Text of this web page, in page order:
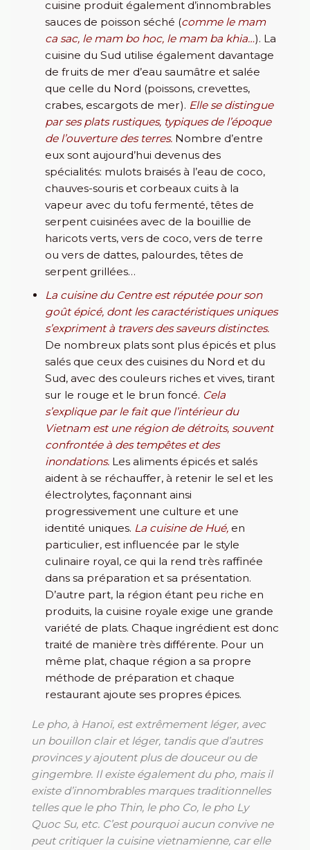
cuisine produit également d’innombrables
sauces de poisson séché (comme le mam
ca sac, le mam bo hoc, le mam ba khia…). La
cuisine du Sud utilise également davantage
de fruits de mer d’eau saumâtre et salée
que celle du Nord (poissons, crevettes,
crabes, escargots de mer). Elle se distingue
par ses plats rustiques, typiques de l’époque
de l’ouverture des terres.Nombre d’entre
eux sont aujourd’hui devenus des
spécialités: mulots braisés à l’eau de coco,
chauves-souris et corbeaux cuits à la
vapeur avec du tofu fermenté, têtes de
serpent cuisinées avec de la bouillie de
haricots verts, vers de coco, vers de terre
ou vers de dattes, palourdes, têtes de
serpent grillées…
La cuisine du Centre est réputée pour son
goût épicé, dont les caractéristiques uniques
s’expriment à travers des saveurs distinctes.
De nombreux plats sont plus épicés et plus
salés que ceux des cuisines du Nord et du
Sud, avec des couleurs riches et vives, tirant
sur le rouge et le brun foncé. Cela
s’explique par le fait que l’intérieur du
Vietnam est une région de détroits, souvent
confrontée à des tempêtes et des
inondations.Les aliments épicés et salés
aident à se réchauffer, à retenir le sel et les
électrolytes, façonnant ainsi
progressivement une culture et une
identité uniques. La cuisine de Hué,en
particulier, est influencée par le style
culinaire royal, ce qui la rend très raffinée
dans sa préparation et sa présentation.
D’autre part, la région étant peu riche en
produits, la cuisine royale exige une grande
variété de plats. Chaque ingrédient est donc
traité de manière très différente. Pour un
même plat, chaque région a sa propre
méthode de préparation et chaque
restaurant ajoute ses propres épices.
Le pho, à Hanoï, est extrêmement léger, avec
un bouillon clair et léger, tandis que d’autres
provinces y ajoutent plus de douceur ou de
gingembre. Il existe également du pho, mais il
existe d’innombrables marques traditionnelles
telles que le pho Thin, le pho Co, le pho Ly
Quoc Su, etc. C’est pourquoi aucun convive ne
peut critiquer la cuisine vietnamienne, car elle